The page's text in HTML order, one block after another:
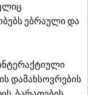
ებრაული და
დამახსოვრების